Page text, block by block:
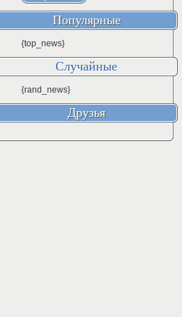
Популярные
{top_news}
Случайные
{rand_news}
Друзья